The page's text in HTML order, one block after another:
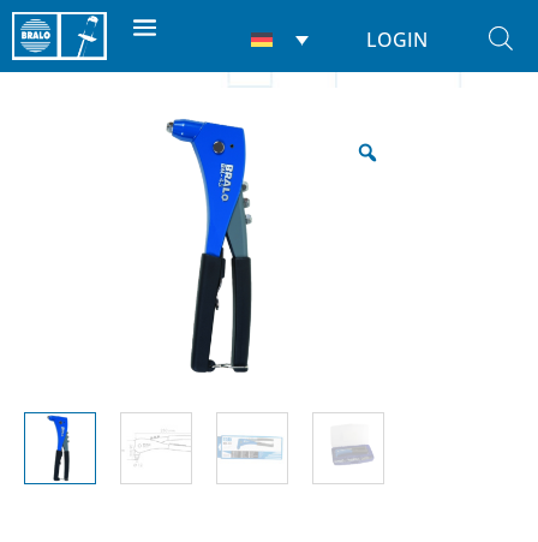
LOGIN
Start/ Nietwerkzeuge Für nieten/ BM-45